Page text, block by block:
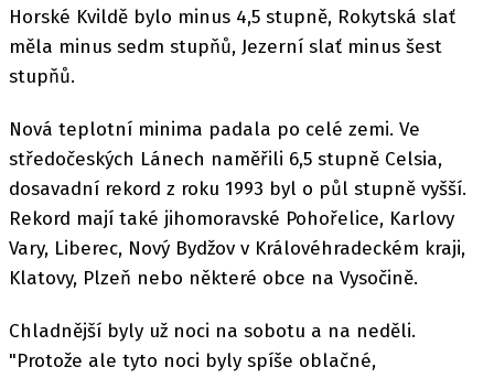
Horské Kvildě bylo minus 4,5 stupně, Rokytská slať
měla minus sedm stupňů, Jezerní slať minus šest
stupňů.
Nová teplotní minima padala po celé zemi. Ve
středočeských Lánech naměřili 6,5 stupně Celsia,
dosavadní rekord z roku 1993 byl o půl stupně vyšší.
Rekord mají také jihomoravské Pohořelice, Karlovy
Vary, Liberec, Nový Bydžov v Královéhradeckém kraji,
Klatovy, Plzeň nebo některé obce na Vysočině.
Chladnější byly už noci na sobotu a na neděli.
"Protože ale tyto noci byly spíše oblačné,